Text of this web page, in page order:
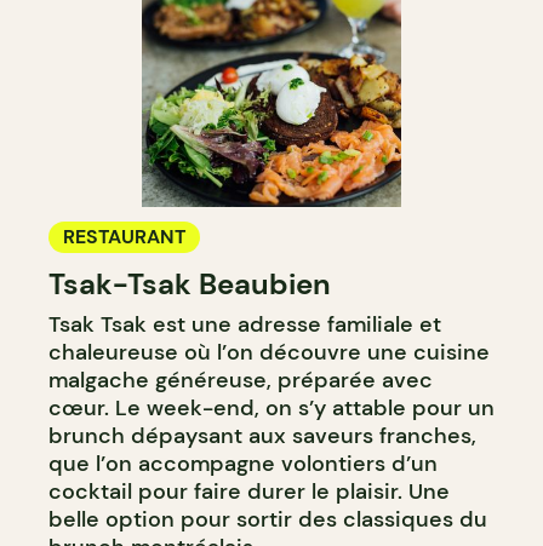
RESTAURANT
Tsak-Tsak Beaubien
Tsak Tsak est une adresse familiale et
chaleureuse où l’on découvre une cuisine
malgache généreuse, préparée avec
cœur. Le week-end, on s’y attable pour un
brunch dépaysant aux saveurs franches,
que l’on accompagne volontiers d’un
cocktail pour faire durer le plaisir. Une
belle option pour sortir des classiques du